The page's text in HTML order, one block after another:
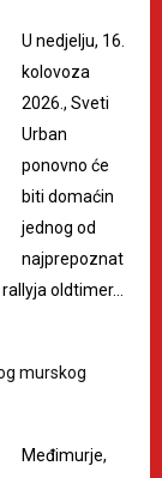
U nedjelju, 16.
kolovoza
2026., Sveti
Urban
ponovno će
biti domaćin
jednog od
najprepoznat
oldtimer…
murskog
Međimurje,